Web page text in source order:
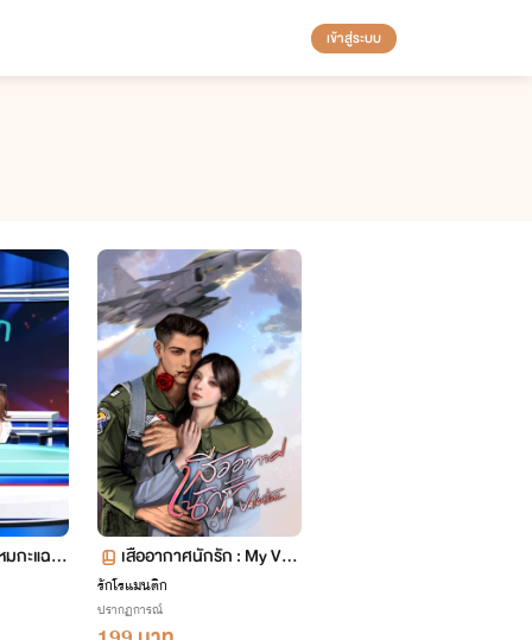
เข้าสู่ระบบ
กะแฉ (ไ
เสืออากาศนักรัก : My Vale
ntine
รักโรแมนติก
ปรากฏการณ์